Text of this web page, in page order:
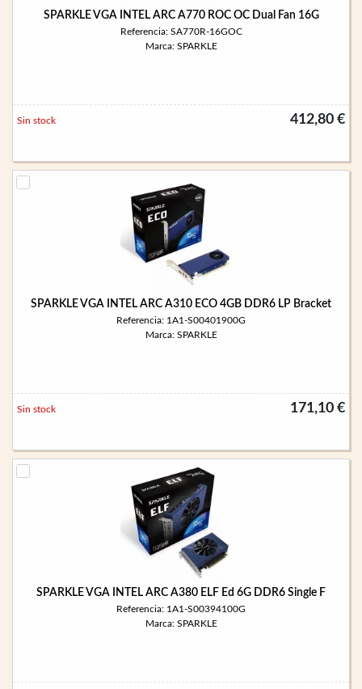
SPARKLE VGA INTEL ARC A770 ROC OC Dual Fan 16G
Referencia: SA770R-16GOC
Marca: SPARKLE
412,80 €
Sin stock
SPARKLE VGA INTEL ARC A310 ECO 4GB DDR6 LP Bracket
Referencia: 1A1-S00401900G
Marca: SPARKLE
171,10 €
Sin stock
SPARKLE VGA INTEL ARC A380 ELF Ed 6G DDR6 Single F
Referencia: 1A1-S00394100G
Marca: SPARKLE